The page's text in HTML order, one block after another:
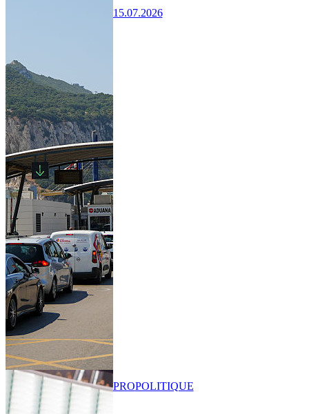
15.07.2026
PROPOLITIQUE